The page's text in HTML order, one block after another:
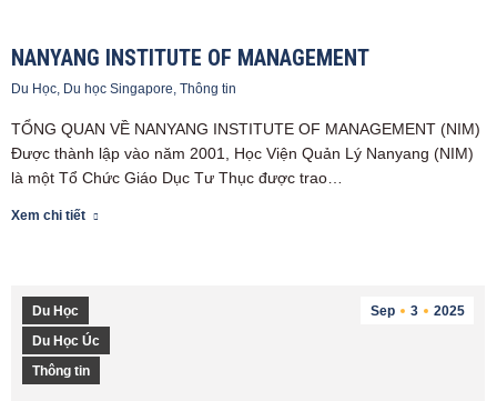
NANYANG INSTITUTE OF MANAGEMENT
Du Học, Du học Singapore, Thông tin
TỔNG QUAN VỀ NANYANG INSTITUTE OF MANAGEMENT (NIM)
Được thành lập vào năm 2001, Học Viện Quản Lý Nanyang (NIM)
là một Tổ Chức Giáo Dục Tư Thục được trao…
Xem chi tiết
Sep 3 2025
Du Học
Du Học Úc
Thông tin